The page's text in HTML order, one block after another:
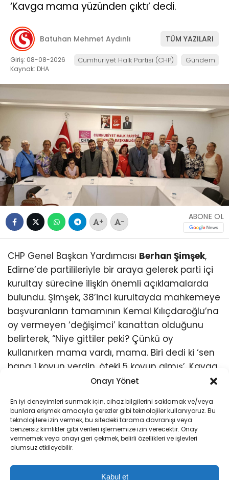
Onayı Yönet
En iyi deneyimleri sunmak için, cihaz bilgilerini saklamak ve/veya
bunlara erişmek amacıyla çerezler gibi teknolojiler kullanıyoruz. Bu
teknolojilere izin vermek, bu sitedeki tarama davranışı veya
benzersiz kimlikler gibi verileri işlememize izin verecektir. Onay
vermemek veya onayı geri çekmek, belirli özellikleri ve işlevleri
olumsuz etkileyebilir.
Kabul et
‘Kavga mama yüzünden çıktı’ dedi.
Batuhan Mehmet Aydınlı TÜM YAZILARI
Giriş: 08-08-2026
Kaynak: DHA
Cumhuriyet Halk Partisi (CHP) Gündem
+ -
ABONE OL
CHP Genel Başkan Yardımcısı Berhan Şimşek,
Edirne’de partilileriyle bir araya gelerek parti içi
kurultay sürecine ilişkin önemli açıklamalarda
bulundu. Şimşek, 38’inci kurultayda mahkemeye
başvuranların tamamının Kemal Kılıçdaroğlu’na
oy vermeyen ‘değişimci’ kanattan olduğunu
belirterek, “Niye gittiler peki? Çünkü oy
kullanırken mama vardı, mama. Biri dedi ki ‘sen
bana 1 koyun verdin, öteki 5 koyun almış’. Kavga
buradan çıkıyor” dedi.
Şimşek’ten Parti İçi Kurultay
Değerlendirmesi
Şimşek, devir teslim sürecini hatırlatarak, “Şimdi